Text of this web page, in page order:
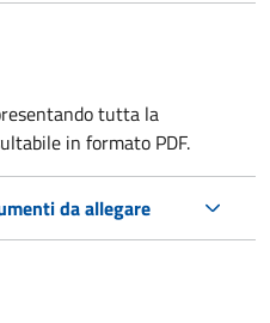
tutta la
in formato PDF.
da allegare